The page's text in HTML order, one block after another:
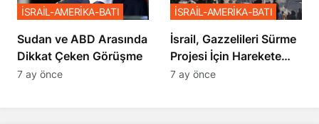
Sudan ve ABD Arasında
Dikkat Çeken Görüşme
İSRAİL-AMERİKA-BATI
7 ay önce
İsrail, Gazzelileri Sürme
Projesi İçin Harekete
Geçti
İSRAİL-AMERİKA-BATI
7 ay önce